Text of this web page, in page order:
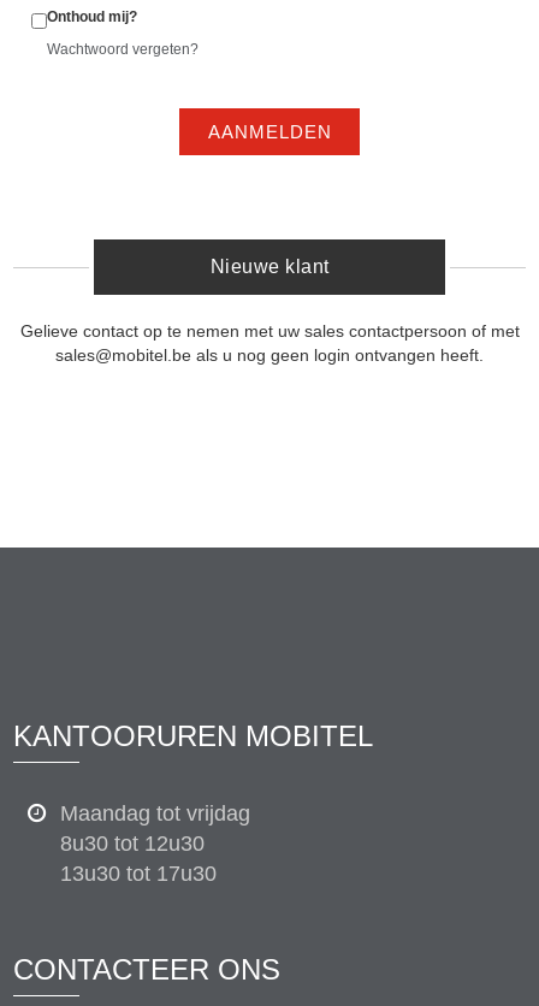
Onthoud mij?
Wachtwoord vergeten?
AANMELDEN
Nieuwe klant
Gelieve contact op te nemen met uw sales contactpersoon of met
sales@mobitel.be als u nog geen login ontvangen heeft.
KANTOORUREN MOBITEL
Maandag tot vrijdag
8u30 tot 12u30
13u30 tot 17u30
CONTACTEER ONS